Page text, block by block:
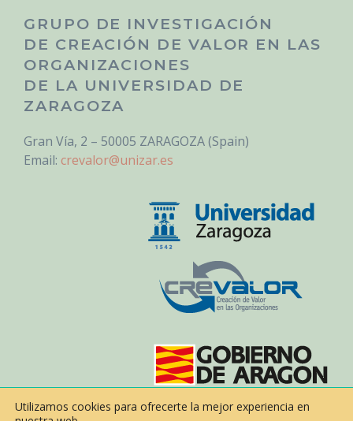
GRUPO DE INVESTIGACIÓN
DE CREACIÓN DE VALOR EN LAS
ORGANIZACIONES
DE LA UNIVERSIDAD DE
ZARAGOZA
Gran Vía, 2 – 50005 ZARAGOZA (Spain)
Email: crevalor@unizar.es
Utilizamos cookies para ofrecerte la mejor experiencia en